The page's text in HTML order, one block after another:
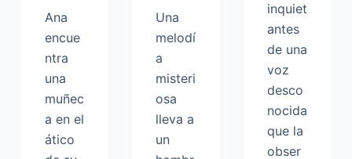
Ana
encue
ntra
una
muñec
a en el
ático
Una
melodí
a
misteri
osa
lleva a
un
inquiet
antes
de una
voz
desco
nocida
que la
obser